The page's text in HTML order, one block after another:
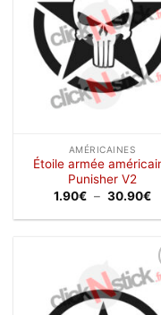
AMÉRICAINES
Étoile armée
Punisher V2
1.90€ – 30.90€